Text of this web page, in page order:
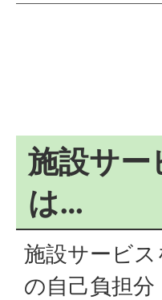
施設サー
は…
施設サービ
の自己負担